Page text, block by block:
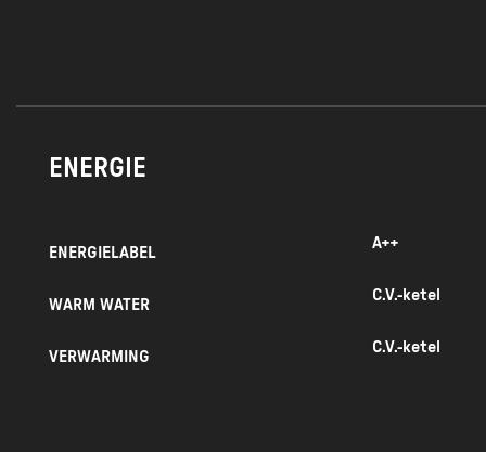
ENERGIE
ENERGIELABEL
A++
WARM WATER
C.V.-ketel
VERWARMING
C.V.-ketel